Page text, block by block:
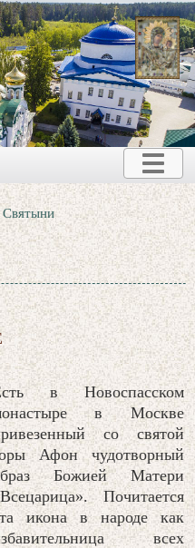
Святыни
в Новоспасском
в Москве
со святой
Афон чудотворный
Божией Матери
Почитается
икона в народе как
всех